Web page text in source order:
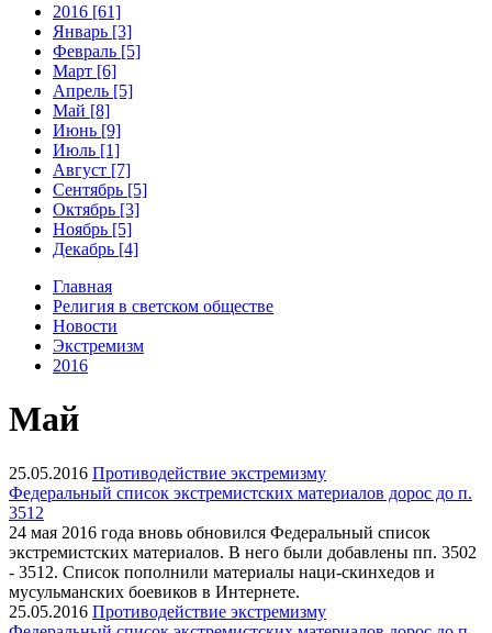
2016 [61]
Январь [3]
Февраль [5]
Март [6]
Апрель [5]
Май [8]
Июнь [9]
Июль [1]
Август [7]
Сентябрь [5]
Октябрь [3]
Ноябрь [5]
Декабрь [4]
Главная
Религия в светском обществе
Новости
Экстремизм
2016
Май
25.05.2016 Противодействие экстремизму
Федеральный список экстремистских материалов дорос до п.
3512
24 мая 2016 года вновь обновился Федеральный список
экстремистских материалов. В него были добавлены пп. 3502
- 3512. Список пополнили материалы наци-скинхедов и
мусульманских боевиков в Интернете.
25.05.2016 Противодействие экстремизму